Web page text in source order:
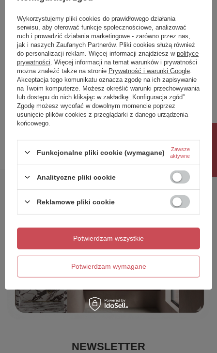
OKAZJA
NZ4 Parawan nawannowy
NESTA GUNMETAL
BRUSHED stały U 60x140
szkło czyste 8mm Active
Shield 2.0 - wsp.
równoległy
1 451,00 zł / szt.
Najniższa cena produktu w okresie
30 dni przed wprowadzeniem
Essentials E14 LED Golf
Warm White
8,00 zł / szt.
NEWSLETTER
Wykorzystujemy pliki cookies do prawidłowego działania
serwisu, aby oferować funkcje społecznościowe, analizować
ruch i prowadzić działania marketingowe - zarówno przez nas,
jak i naszych Zaufanych Partnerów. Pliki cookies służą również
do personalizacji reklam. Więcej informacji znajdziesz w polityce
prywatności . Więcej informacji na temat warunków i prywatności
można znaleźć także na stronie Prywatność i warunki Google
Akceptacja tego komunikatu oznacza zgodę na ich zapisywanie
na Twoim komputerze. Możesz określić warunki przechowywania
lub dostępu do nich klikając w zakładkę „Konfiguracja zgód”.
Zgodę możesz wycofać w dowolnym momencie poprzez
usunięcie plików cookies z przeglądarki z danego urządzenia
końcowego.
Funkcjonalne pliki cookie (wymagane)
Zawsze
aktywne
Analityczne pliki cookie
Reklamowe pliki cookie
Potwierdzam wymagane
Potwierdzam wszystkie